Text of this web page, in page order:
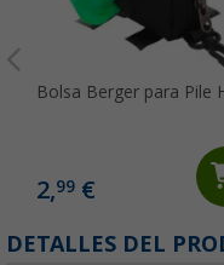
Bolsa Berger para Pile
2,99 €
DETALLES DEL